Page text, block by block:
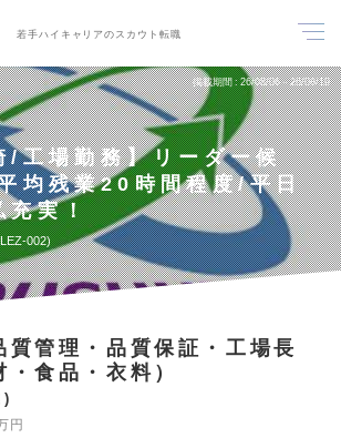
若手ハイキャリアのスカウト転職
掲載期間 26/08/06～26/08/19
/工場勤務】リーダー候
均残業20時間程度/平日
充実！
002
質管理・品質保証・工場長
・食品・衣料）
円